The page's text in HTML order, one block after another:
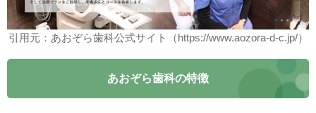
引用元：あおぞら歯科公式サイト（https://www.aozora-d-c.jp/）
あおぞら歯科の特徴